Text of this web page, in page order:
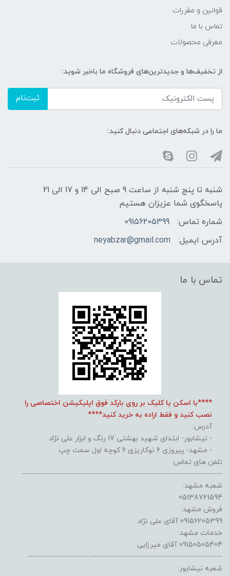
قوانین و مقررات
تماس با ما
معرفی محصولات
از تخفیف‌ها و جدیدترین‌های فروشگاه ما باخبر شوید:
ثبت‌نام
ما را در شبکه‌های اجتماعی دنبال کنید:
شنبه تا پنج شنبه از ساعت 9 صبح الی 14 و 17 الی 21
پاسخگوی شما عزیزان هستیم
شماره تماس:
09156205399
آدرس ایمیل:
neyabzar@gmail.com
تماس با ما
****با اسکن یا کلیک بر روی بارکد فوق اپلیکیشن اختصاصی را
نصب کنید و فقط اراده به خرید کنید****
آدرس:
- نیشابور- ابتدای شهید بهشتی 17 رنگ و ابزار علی نژاد
- مشهد- پیروزی 6 نوکاریزی 6 کوچه اول سمت چپ
تلفن های تماس:
------------------------------------------------------------------------------
شعبه مشهد:
05138721594
فروش مشهد:
09156205399 آقای علی نژاد
خدمات مشهد:
09150505404 آقای میرزایی
----------------------------------------------------------------------------
شعبه نیشابور: